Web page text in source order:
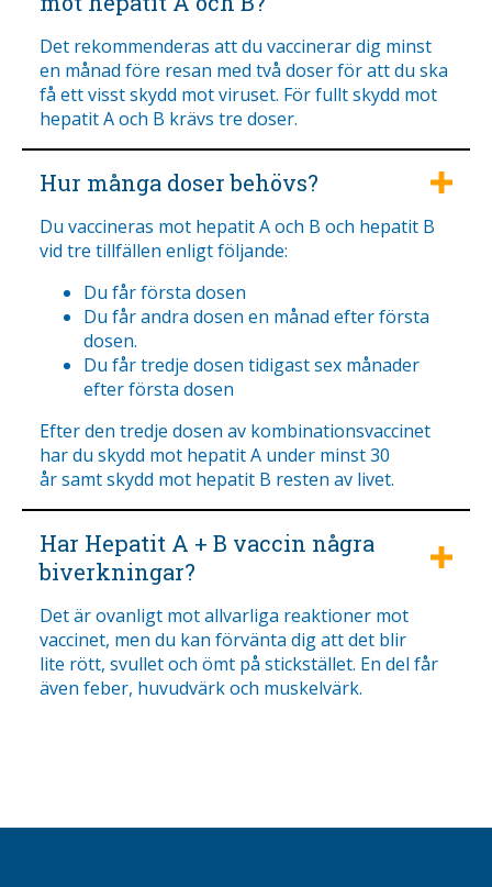
Det rekommenderas att du vaccinerar dig minst
en månad före resan med två doser för att du ska
få ett visst skydd mot viruset. För fullt skydd mot
hepatit A och B krävs tre doser.
Hur många doser behövs?
Du vaccineras mot hepatit A och B och hepatit B
vid tre tillfällen enligt följande:
Du får första dosen
Du får andra dosen en månad efter första
dosen.
Du får tredje dosen tidigast sex månader
efter första dosen
Efter den tredje dosen av kombinationsvaccinet
har du skydd mot hepatit A under minst 30
år samt skydd mot hepatit B resten av livet.
Har Hepatit A + B vaccin några
biverkningar?
Det är ovanligt mot allvarliga reaktioner mot
vaccinet, men du kan förvänta dig att det blir
lite rött, svullet och ömt på stickstället. En del får
även feber, huvudvärk och muskelvärk.